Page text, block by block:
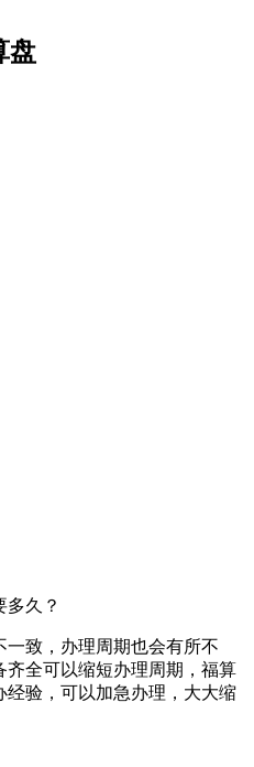
盘
多久？
致，办理周期也会有所不
齐全可以缩短办理周期，福算
经验，可以加急办理，大大缩